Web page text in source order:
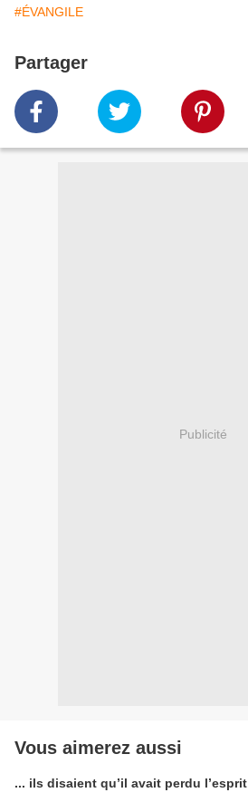
#ÉVANGILE
Partager
Publicité
Vous aimerez aussi
... ils disaient qu’il avait perdu l’esprit